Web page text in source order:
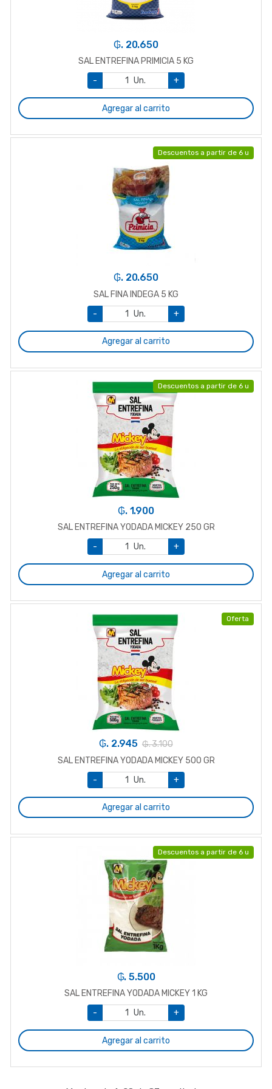
₲. 20.650
SAL ENTREFINA PRIMICIA 5 KG
-
Un. +
Agregar al carrito
Descuentos a partir de 6 u
₲. 20.650
SAL FINA INDEGA 5 KG
-
Un. +
Agregar al carrito
Descuentos a partir de 6 u
₲. 1.900
SAL ENTREFINA YODADA MICKEY 250 GR
-
Un. +
Agregar al carrito
Oferta
₲. 2.945 ₲. 3.100
SAL ENTREFINA YODADA MICKEY 500 GR
-
Un. +
Agregar al carrito
Descuentos a partir de 6 u
₲. 5.500
SAL ENTREFINA YODADA MICKEY 1 KG
-
Un. +
Agregar al carrito